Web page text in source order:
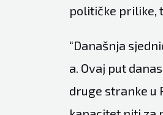
političke prilike,
“Današnja
a. Ovaj put
druge stranke u